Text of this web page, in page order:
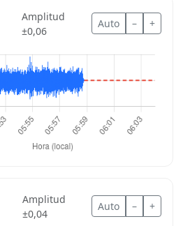
Amplitud
±0,06
Auto – +
Amplitud
±0,04
Auto – +